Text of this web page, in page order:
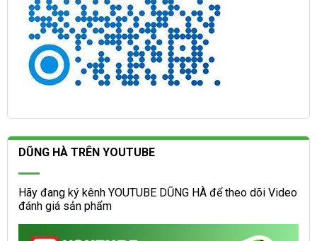
DŨNG HÀ TRÊN YOUTUBE
Hãy đang ký kênh YOUTUBE DŨNG HÀ để theo dõi Video
đánh giá sản phẩm